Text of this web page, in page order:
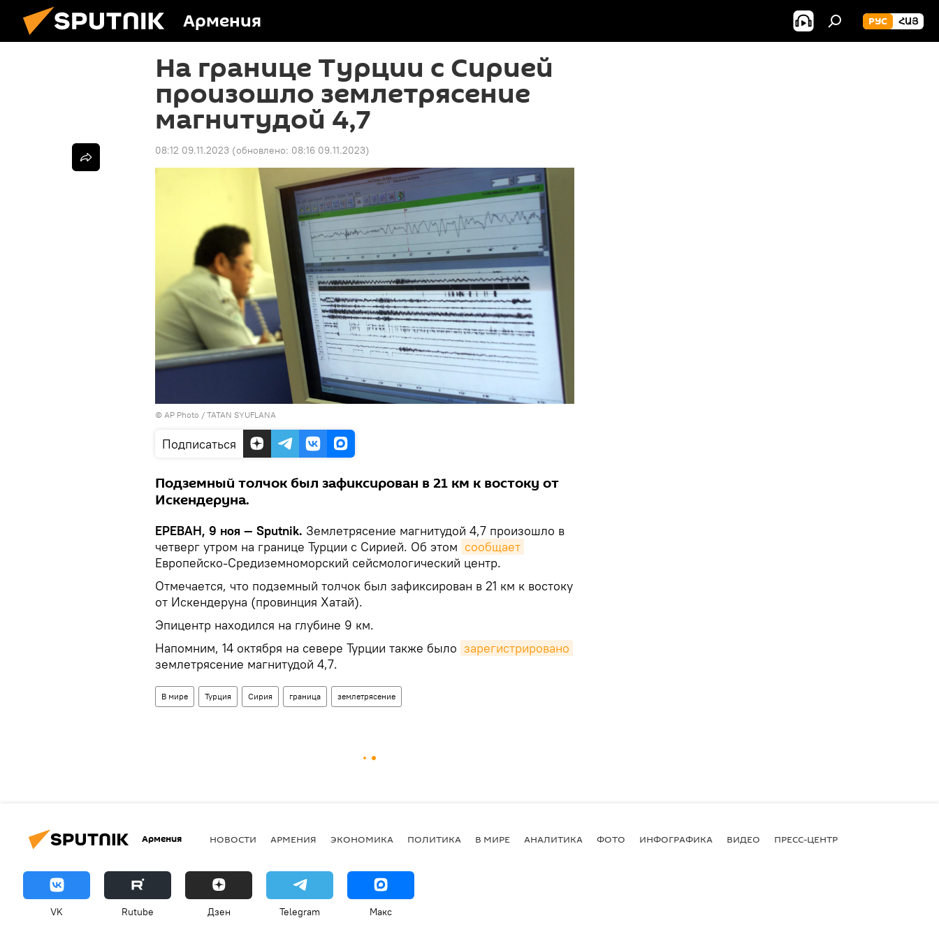
Армения РУС ՀԱՅ
На границе Турции с Сирией
произошло землетрясение
магнитудой 4,7
08:12 09.11.2023 (обновлено: 08:16 09.11.2023)
© AP Photo / TATAN SYUFLANA
Подписаться
Подземный толчок был зафиксирован в 21 км к востоку от
Искендеруна.
ЕРЕВАН, 9 ноя — Sputnik. Землетрясение магнитудой 4,7 произошло в
четверг утром на границе Турции с Сирией. Об этом сообщает
Европейско-Средиземноморский сейсмологический центр.
Отмечается, что подземный толчок был зафиксирован в 21 км к востоку
от Искендеруна (провинция Хатай).
Эпицентр находился на глубине 9 км.
Напомним, 14 октября на севере Турции также было зарегистрировано
землетрясение магнитудой 4,7.
В мире Турция Сирия граница землетрясение
Армения НОВОСТИ АРМЕНИЯ ЭКОНОМИКА ПОЛИТИКА В МИРЕ АНАЛИТИКА ФОТО ИНФОГРАФИКА ВИДЕО ПРЕСС-ЦЕНТР
VK Rutube Дзен Telegram Макс